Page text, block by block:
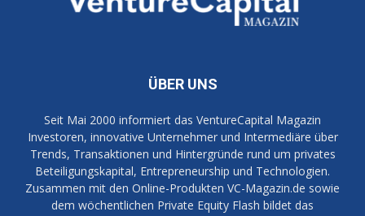
ÜBER UNS
Seit Mai 2000 informiert das VentureCapital Magazin
Investoren, innovative Unternehmer und Intermediäre über
Trends, Transaktionen und Hintergründe rund um privates
Beteiligungskapital, Entrepreneurship und Technologien.
Zusammen mit den Online-Produkten VC-Magazin.de sowie
dem wöchentlichen Private Equity Flash bildet das